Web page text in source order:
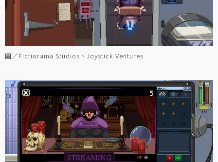
圖／Fictiorama Studios、Joystick Ventures